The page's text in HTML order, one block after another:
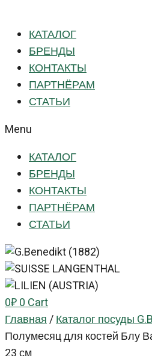
КАТАЛОГ
БРЕНДЫ
КОНТАКТЫ
ПАРТНЁРАМ
СТАТЬИ
Menu
КАТАЛОГ
БРЕНДЫ
КОНТАКТЫ
ПАРТНЁРАМ
СТАТЬИ
0₽0Cart
Главная/Каталог посуды
Полумесяц для костей Блу